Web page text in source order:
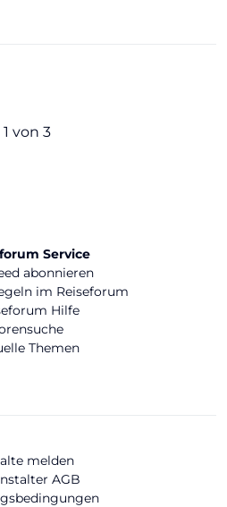
1 von 3
Service
abonnieren
im Reiseforum
Hilfe
Themen
melden
AGB